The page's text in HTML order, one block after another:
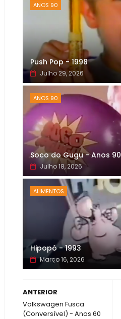
ANOS 90
Push Pop - 1998
Julho 29, 2026
ANOS 90
Soco do Gugu - Anos 90
Julho 18, 2026
ALIMENTOS
Hipopó - 1993
Março 16, 2026
ANTERIOR
Volkswagen Fusca
(Conversível) - Anos 60